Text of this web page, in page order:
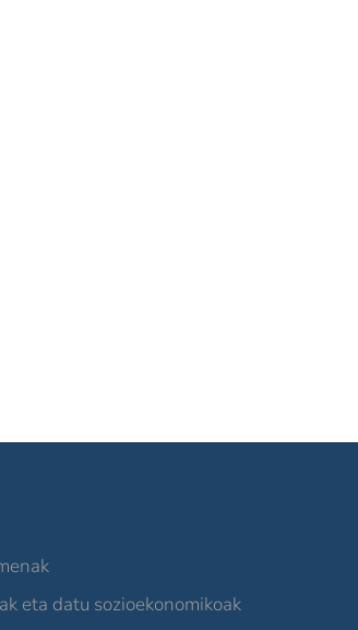
eta datu sozioekonomikoak